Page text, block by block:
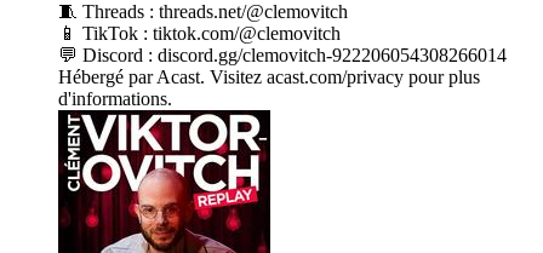
🧵 Threads : threads.net/@clemovitch
📱 TikTok : tiktok.com/@clemovitch
💬 Discord : discord.gg/clemovitch-922206054308266014
Hébergé par Acast. Visitez acast.com/privacy pour plus
d'informations.